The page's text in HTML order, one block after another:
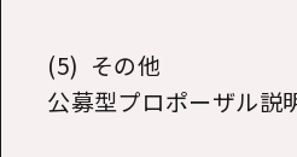
(5) その他
公募型プロポーザル説